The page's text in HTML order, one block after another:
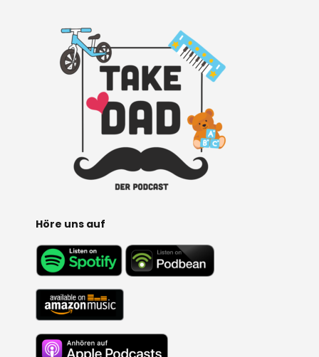
Höre uns auf